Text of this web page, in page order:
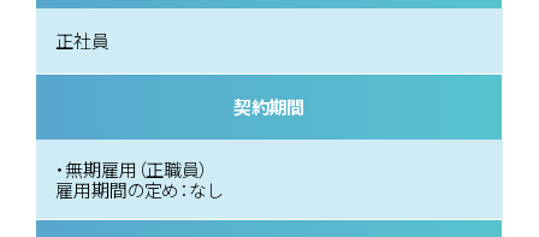
正社員
契約期間
・無期雇用（正職員）
雇用期間の定め：なし